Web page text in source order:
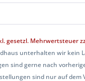
gesetzl. Mehrwertsteuer
unterhalten wir kein
sind gerne nach
sind nur auf dem